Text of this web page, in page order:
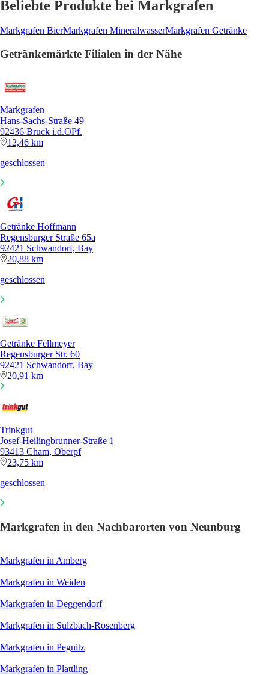
Beliebte Produkte bei Markgrafen
Markgrafen BierMarkgrafen MineralwasserMarkgrafen Getränke
Getränkemärkte Filialen in der Nähe
Markgrafen
Hans-Sachs-Straße 49
92436 Bruck i.d.OPf.
12,46 km
geschlossen
Getränke Hoffmann
Regensburger Straße 65a
92421 Schwandorf, Bay
20,88 km
geschlossen
Getränke Fellmeyer
Regensburger Str. 60
92421 Schwandorf, Bay
20,91 km
Trinkgut
Josef-Heilingbrunner-Straße 1
93413 Cham, Oberpf
23,75 km
geschlossen
Markgrafen in den Nachbarorten von Neunburg
Markgrafen in Amberg
Markgrafen in Weiden
Markgrafen in Deggendorf
Markgrafen in Sulzbach-Rosenberg
Markgrafen in Pegnitz
Markgrafen in Plattling